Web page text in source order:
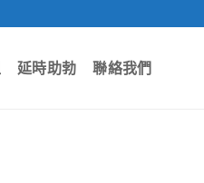
延時助勃 聯絡我們